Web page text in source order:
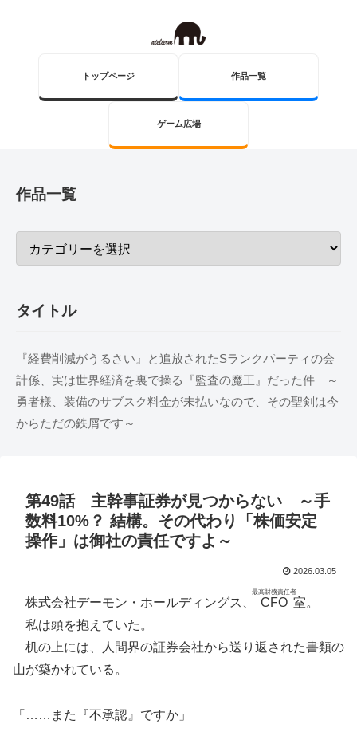
トップページ 作品一覧
ゲーム広場
作品一覧
タイトル
『経費削減がうるさい』と追放されたSランクパーティの会
計係、実は世界経済を裏で操る『監査の魔王』だった件 ～
勇者様、装備のサブスク料金が未払いなので、その聖剣は今
からただの鉄屑です～
第49話 主幹事証券が見つからない ～手
数料10%？ 結構。その代わり「株価安定
操作」は御社の責任ですよ～
2026.03.05
株式会社デーモン・ホールディングス、 CFO
最高財務責任者
室。
私は頭を抱えていた。
机の上には、人間界の証券会社から送り返された書類の
山が築かれている。
「……また『不承認』ですか」